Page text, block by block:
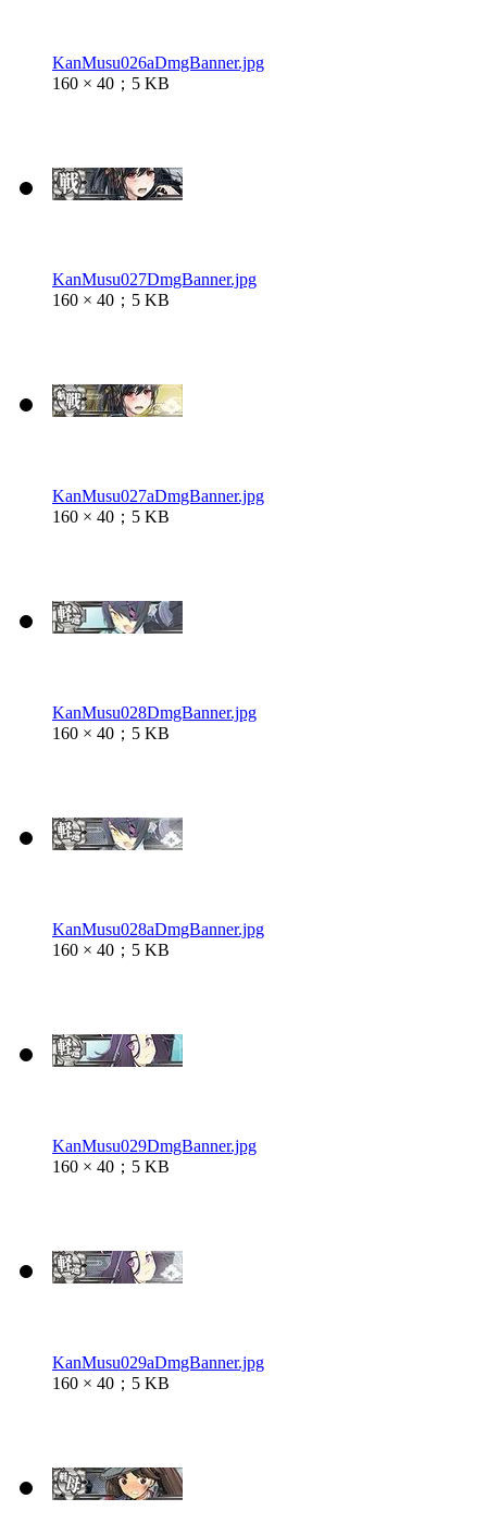
KanMusu026aDmgBanner.jpg
160 × 40；5 KB
KanMusu027DmgBanner.jpg
160 × 40；5 KB
KanMusu027aDmgBanner.jpg
160 × 40；5 KB
KanMusu028DmgBanner.jpg
160 × 40；5 KB
KanMusu028aDmgBanner.jpg
160 × 40；5 KB
KanMusu029DmgBanner.jpg
160 × 40；5 KB
KanMusu029aDmgBanner.jpg
160 × 40；5 KB